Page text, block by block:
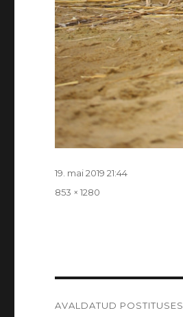
Postitatud
19. mai 2019 21:44
Täissuurus
853 × 1280
AVALDATUD POSTITUSES